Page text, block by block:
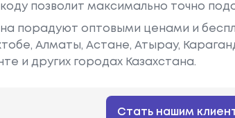
позволит максимально точно
порадуют оптовыми ценами и
Алматы, Астане, Атырау,
и других городах Казахстана.
Стать нашим